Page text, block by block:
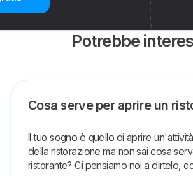
Potrebbe
Cosa serve per aprire un
Il tuo sogno è quello di aprire
della ristorazione ma non sai cosa
ristorante? Ci pensiamo noi a dirtelo,